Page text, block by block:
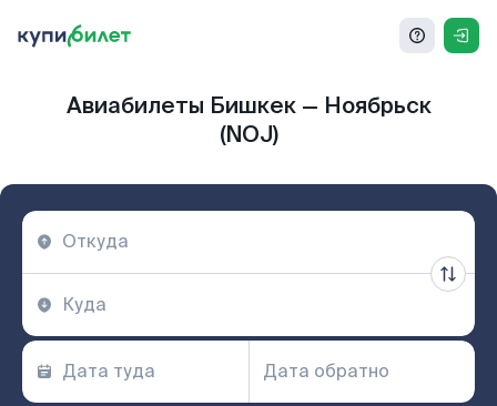
Авиабилеты Бишкек — Ноябрьск
(NOJ)